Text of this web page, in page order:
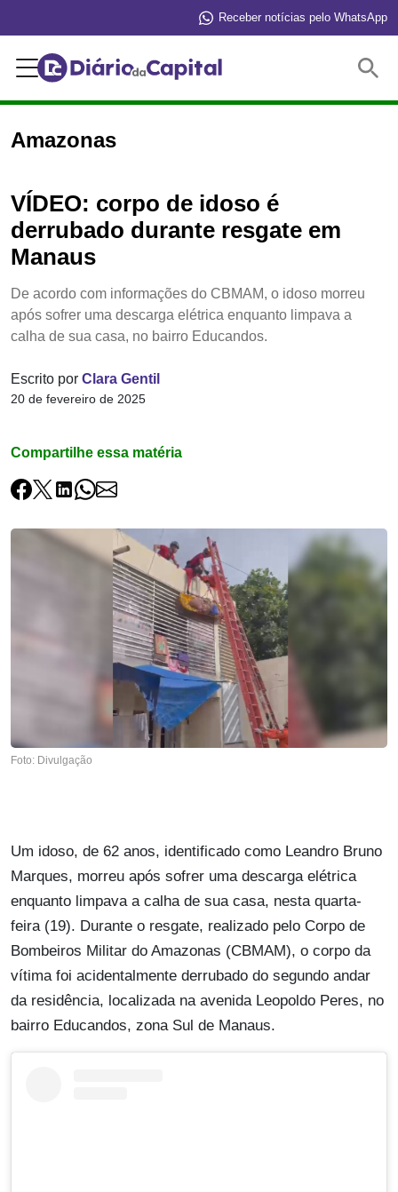
Receber notícias pelo WhatsApp
Amazonas
VÍDEO: corpo de idoso é
derrubado durante resgate em
Manaus
De acordo com informações do CBMAM, o idoso morreu
após sofrer uma descarga elétrica enquanto limpava a
calha de sua casa, no bairro Educandos.
Escrito por Clara Gentil
20 de fevereiro de 2025
Compartilhe essa matéria
Foto: Divulgação
Um idoso, de 62 anos, identificado como Leandro Bruno
Marques, morreu após sofrer uma descarga elétrica
enquanto limpava a calha de sua casa, nesta quarta-
feira (19). Durante o resgate, realizado pelo Corpo de
Bombeiros Militar do Amazonas (CBMAM), o corpo da
vítima foi acidentalmente derrubado do segundo andar
da residência, localizada na avenida Leopoldo Peres, no
bairro Educandos, zona Sul de Manaus.